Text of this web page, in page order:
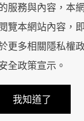
首頁 包裝印刷
研究 知識專欄
服務與內容，本
覽本網站內容，
更多相關隱私權
全政策宣示 。
我知道了